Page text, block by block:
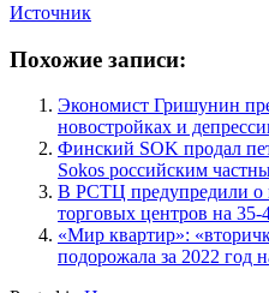
Источник
Похожие записи:
Экономист Гришунин
новостройках и
Финский SOK продал
Sokos российским
В РСТЦ предупредили о
торговых центров на 35-
«Мир квартир»:
подорожала за 2022 год